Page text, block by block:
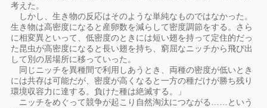
考えた。
しかし、生き物の反応はそのような単純なものではなかった。
生き物は高密度になると産卵数を減らして密度調節をする。さら
に相変異といって、低密度のときには短い翅を持って定住的だっ
た昆虫が高密度になると長い翅を持ち、窮屈なニッチから飛び出
して別の居場所に移っていった。
同じニッチを異種間で利用しあうとき、両種の密度が低いとき
には共存は可能だが、密度が高くなると一方の種だけが勝ち残り
環境収容力に達する。負けた種は絶滅する。」
ニッチをめぐって競争が起こり自然淘汰につながる……という